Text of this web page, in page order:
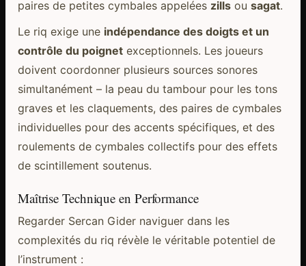
paires de petites cymbales appelées zillsou sagat.
Le riq exige une indépendance des doigts et un
contrôle du poignetexceptionnels. Les joueurs
doivent coordonner plusieurs sources sonores
simultanément – la peau du tambour pour les tons
graves et les claquements, des paires de cymbales
individuelles pour des accents spécifiques, et des
roulements de cymbales collectifs pour des effets
de scintillement soutenus.
Maîtrise Technique en Performance
Regarder Sercan Gider naviguer dans les
complexités du riq révèle le véritable potentiel de
l’instrument :